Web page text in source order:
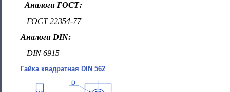
Аналоги ГОСТ:
ГОСТ 22354-77
Аналоги DIN:
DIN 6915
Гайка квадратная DIN 562